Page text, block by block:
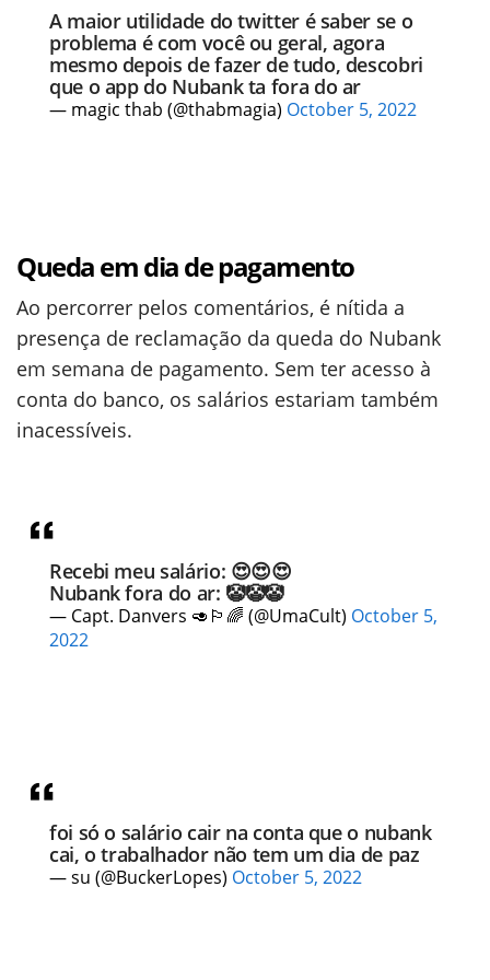
A maior utilidade do twitter é saber se o
problema é com você ou geral, agora
mesmo depois de fazer de tudo, descobri
que o app do Nubank ta fora do ar
— magic thab (@thabmagia) October 5, 2022
Queda em dia de pagamento
Ao percorrer pelos comentários, é nítida a
presença de reclamação da queda do Nubank
em semana de pagamento. Sem ter acesso à
conta do banco, os salários estariam também
inacessíveis.
Recebi meu salário: 😍😍😍
Nubank fora do ar: 🤡🤡🤡
— Capt. Danvers 🥑🏳️‍🌈 (@UmaCult) October 5,
2022
foi só o salário cair na conta que o nubank
cai, o trabalhador não tem um dia de paz
— su (@BuckerLopes) October 5, 2022